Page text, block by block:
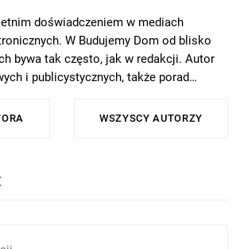
doświadczeniem w mediach
W Budujemy Dom od blisko
bywa tak często, jak w redakcji. Autor
i publicystycznych, także porad
indywidualnych: w Czystym
WSZYSCY AUTORZY